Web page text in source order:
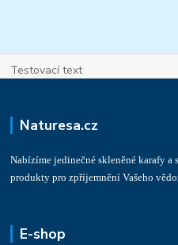
Testovací text
Naturesa.cz
Nabízíme jedinečné skleněné karafy a
produkty pro zpříjemnění Vašeho
E-shop